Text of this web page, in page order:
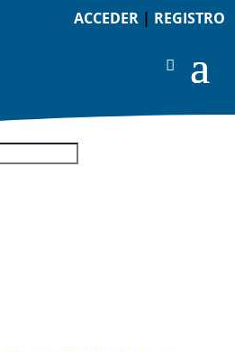
ACCEDER| REGISTRO